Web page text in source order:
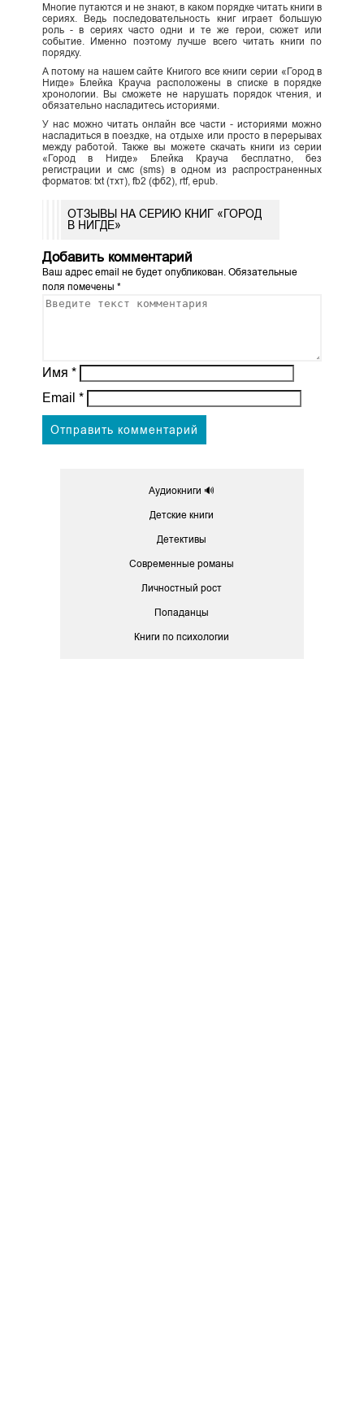
Многие путаются и не знают, в каком порядке читать книги в
сериях. Ведь последовательность книг играет большую
роль - в сериях часто одни и те же герои, сюжет или
событие. Именно поэтому лучше всего читать книги по
порядку.
А потому на нашем сайте Книгого все книги серии «Город в
Нигде» Блейка Крауча расположены в списке в порядке
хронологии. Вы сможете не нарушать порядок чтения, и
обязательно насладитесь историями.
У нас можно читать онлайн все части - историями можно
насладиться в поездке, на отдыхе или просто в перерывах
между работой. Также вы можете скачать книги из серии
«Город в Нигде» Блейка Крауча бесплатно, без
регистрации и смс (sms) в одном из распространенных
форматов: txt (тхт), fb2 (фб2), rtf, epub.
ОТЗЫВЫ НА СЕРИЮ КНИГ «ГОРОД
В НИГДЕ»
Добавить комментарий
Ваш адрес email не будет опубликован.Обязательные
поля помечены *
Имя *
Email *
Аудиокниги 🔊
Детские книги
Детективы
Современные романы
Личностный рост
Попаданцы
Книги по психологии